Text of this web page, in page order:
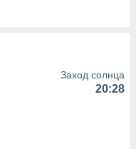
Заход солнца
20:28